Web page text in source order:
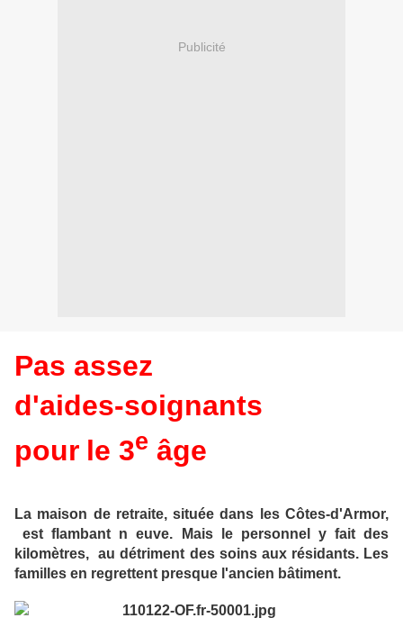
Publicité
Pas assez
d'aides-soignants
pour le 3e âge
La maison de retraite, située dans les Côtes-d'Armor,
est flambant n
euve. Mais le personnel y fait des
kilomètres,
au détriment des soins aux résidants. Les
familles en regrettent presque l'ancien bâtiment.